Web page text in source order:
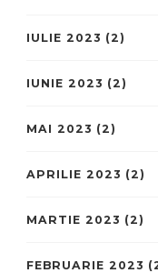
IULIE 2023 (2)
IUNIE 2023 (2)
MAI 2023 (2)
APRILIE 2023 (2)
MARTIE 2023 (2)
FEBRUARIE 2023